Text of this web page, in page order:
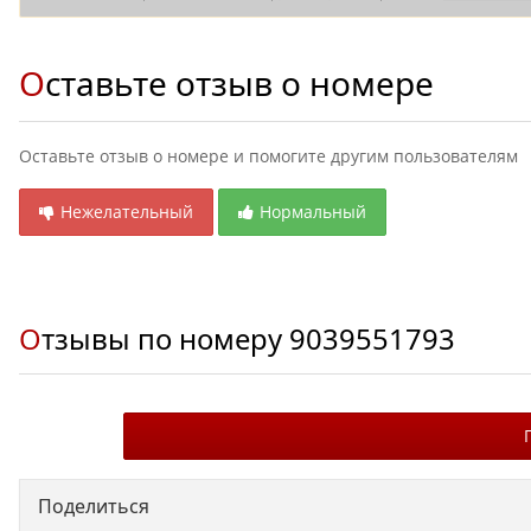
Оставьте отзыв о номере
Оставьте отзыв о номере и помогите другим пользователям
Нежелательный Нормальный
Отзывы по номеру 9039551793
Поделиться